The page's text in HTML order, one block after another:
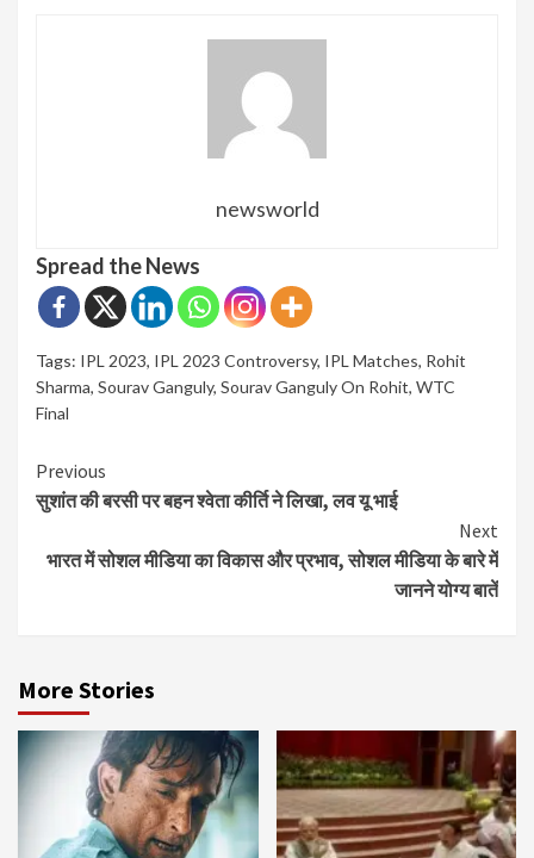
newsworld
Spread the News
Tags: IPL 2023, IPL 2023 Controversy, IPL Matches, Rohit
Sharma, Sourav Ganguly, Sourav Ganguly On Rohit, WTC
Final
Continue
Reading
Previous
सुशांत की बरसी पर बहन श्वेता कीर्ति ने लिखा, लव यू भाई
Next
भारत में सोशल मीडिया का विकास और प्रभाव, सोशल मीडिया के बारे में
जानने योग्य बातें
More Stories